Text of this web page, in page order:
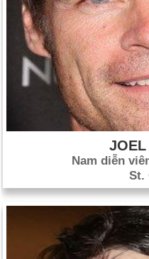
JOEL
Nam diễn
St.